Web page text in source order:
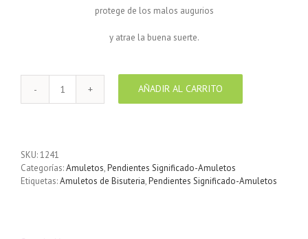
protege de los malos augurios
y atrae la buena suerte.
Pendientes
Protector
cantidad
AÑADIR AL CARRITO
SKU:1241
Categorías:Amuletos,Pendientes Significado-Amuletos
Etiquetas:Amuletos de Bisuteria,Pendientes Significado-Amuletos